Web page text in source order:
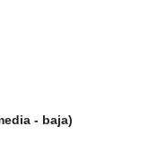
- baja)